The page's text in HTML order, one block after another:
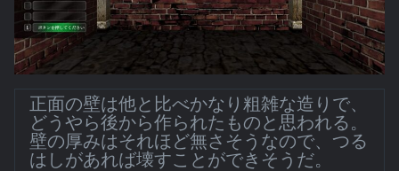
正面の壁は他と比べかなり粗雑な造りで、
どうやら後から作られたものと思われる。
壁の厚みはそれほど無さそうなので、つる
はしがあれば壊すことができそうだ。